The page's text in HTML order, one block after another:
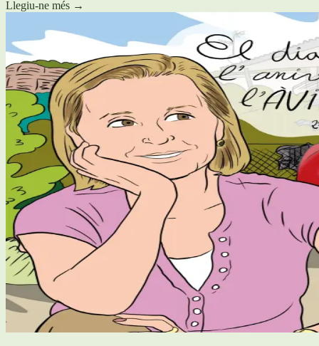
Llegiu-ne més →